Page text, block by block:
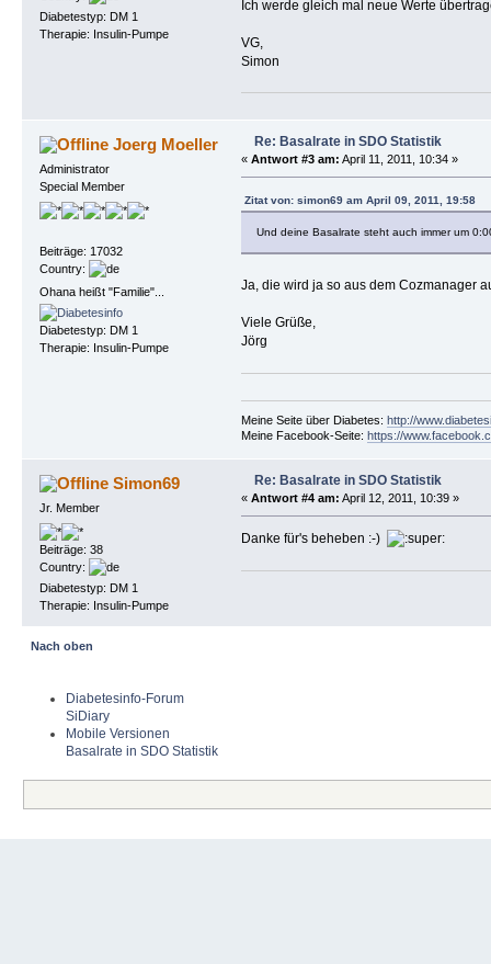
Diabetestyp: DM 1
Therapie: Insulin-Pumpe
Ich werde gleich mal neue Werte
VG,
Simon
Joerg Moeller
Administrator
Special Member
Beiträge: 17032
Country:
Ohana heißt "Familie"...
Diabetestyp: DM 1
Therapie: Insulin-Pumpe
Re: Basalrate in SDO Statistik
« Antwort #3 am: April 11, 2011, 10:34 »
Zitat von: simon69 am April 09, 2011, 19:58
Und deine Basalrate steht auch immer um
Ja, die wird ja so aus dem Cozmanager
Viele Grüße,
Jörg
Meine Seite über Diabetes: http://
Meine Facebook-Seite: https://
Simon69
Jr. Member
Beiträge: 38
Country:
Diabetestyp: DM 1
Therapie: Insulin-Pumpe
Re: Basalrate in SDO Statistik
« Antwort #4 am: April 12, 2011, 10:39 »
Danke für's beheben :-)
Nach oben
Diabetesinfo-Forum
SiDiary
Mobile Versionen
Basalrate in SDO Statistik